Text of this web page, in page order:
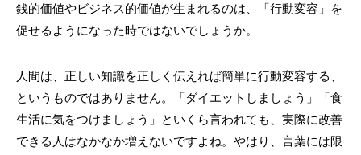
銭的価値やビジネス的価値が生まれるのは、「行動変容」を
促せるようになった時ではないでしょうか。
人間は、正しい知識を正しく伝えれば簡単に行動変容する、
というものではありません。「ダイエットしましょう」「食
生活に気をつけましょう」といくら言われても、実際に改善
できる人はなかなか増えないですよね。やはり、言葉には限